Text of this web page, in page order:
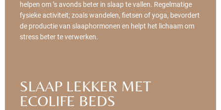
helpen om ’s avonds beter in slaap te vallen. Regelmatige
fysieke activiteit; zoals wandelen, fietsen of yoga, bevordert
de productie van slaaphormonen en helpt het lichaam om
stress beter te verwerken.
SLAAP LEKKER MET
ECOLIFE BEDS